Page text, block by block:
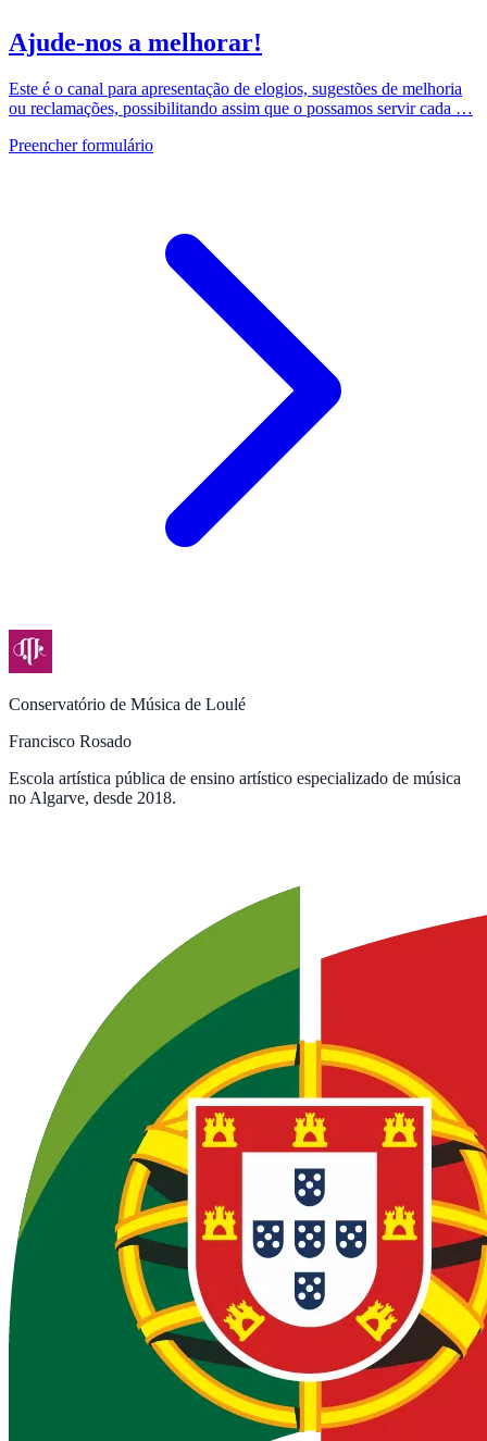
Ajude-nos a melhorar!
Este é o canal para apresentação de elogios, sugestões de melhoria
ou reclamações, possibilitando assim que o possamos servir cada …
Preencher formulário
Conservatório de Música de Loulé
Francisco Rosado
Escola artística pública de ensino artístico especializado de música
no Algarve, desde 2018.